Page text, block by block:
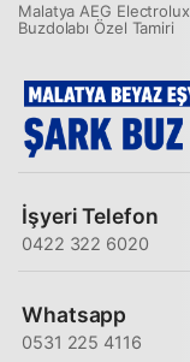
Malatya AEG Electrolux
Buzdolabı Özel Tamiri
İşyeri Telefon
0422 322 6020
Whatsapp
0531 225 4116